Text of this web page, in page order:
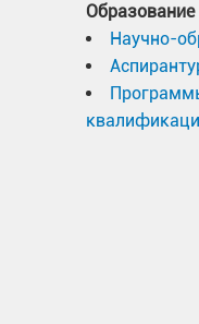
Образование
Научно-